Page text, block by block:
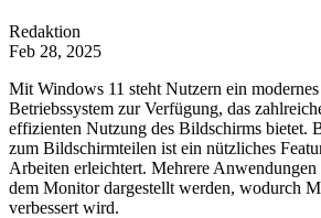
Redaktion
Feb 28, 2025
Mit Windows 11 steht Nutzern ein
Betriebssystem zur Verfügung, das
effizienten Nutzung des Bildschirms bietet.
zum Bildschirmteilen ist ein nützliches
Arbeiten erleichtert. Mehrere
dem Monitor dargestellt werden, wodurch
verbessert wird.